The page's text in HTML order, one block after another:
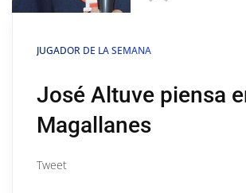
JUGADOR DE LA SEMANA
José Altuve piensa
Magallanes
Tweet